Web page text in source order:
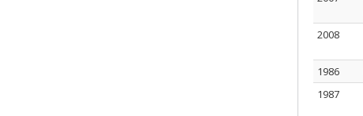
2008
1986
1987